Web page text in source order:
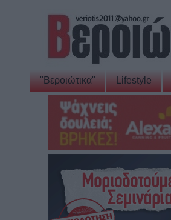
"Βεροιώτικα" Lifestyle